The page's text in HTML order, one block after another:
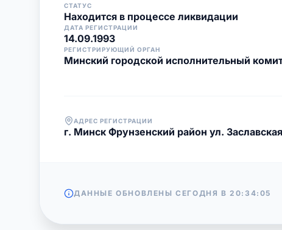
СТАТУС
Находится в процессе ликвидации
ДАТА РЕГИСТРАЦИИ
14.09.1993
РЕГИСТРИРУЮЩИЙ ОРГАН
Минский городской исполнительный
АДРЕС РЕГИСТРАЦИИ
г. Минск Фрунзенский район ул.
ДАННЫЕ ОБНОВЛЕНЫ СЕГОДНЯ В20:34:05